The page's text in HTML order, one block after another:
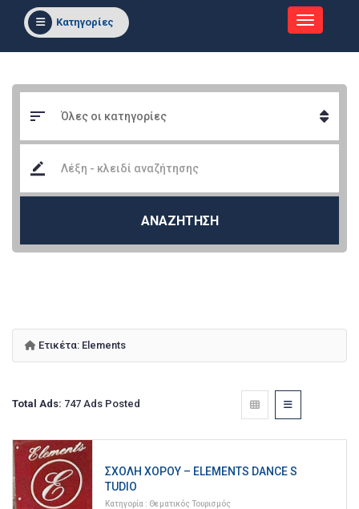
Κατηγορίες
ΑΝΑΖΗΤΗΣΗ
Ετικέτα: Elements
Total Ads: 747 Ads Posted
ΣΧΟΛΉ ΧΟΡΟΎ – ELEMENTS DANCE S
TUDIO
Κατηγορία : Θεματικός Τουρισμός